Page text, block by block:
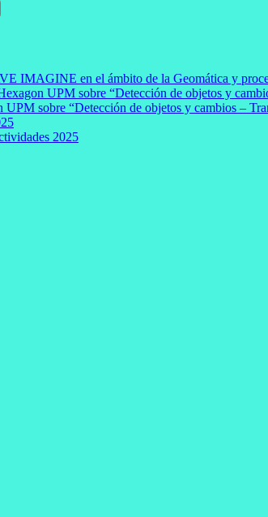
IMAGINE en el ámbito de la Geomática y
UPM sobre “Detección de objetos y
UPM sobre “Detección de objetos y cambios –
2025